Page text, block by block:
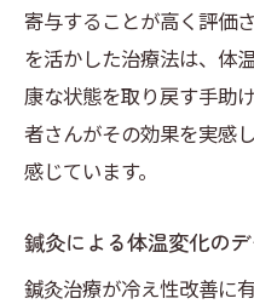
寄与することが高く評価
を活かした治療法は、体
康な状態を取り戻す手助
者さんがその効果を実感
感じています。
鍼灸による体温変化の
鍼灸治療が冷え性改善に